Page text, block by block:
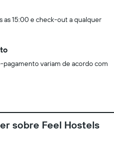
15:00 e check-out a qualquer
variam de acordo com
sobre Feel Hostels